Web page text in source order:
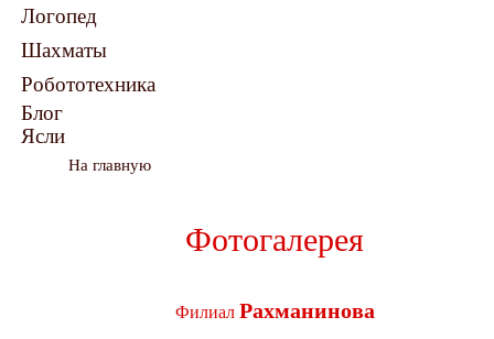
Логопед
Шахматы
Робототехника
Блог
Ясли
На главную
Фотогалерея
Филиал Рахманинова